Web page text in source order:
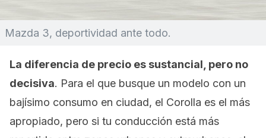
Mazda 3, deportividad ante todo.
La diferencia de precio es sustancial, pero no
decisiva. Para el que busque un modelo con un
bajísimo consumo en ciudad, el Corolla es el más
apropiado, pero si tu conducción está más